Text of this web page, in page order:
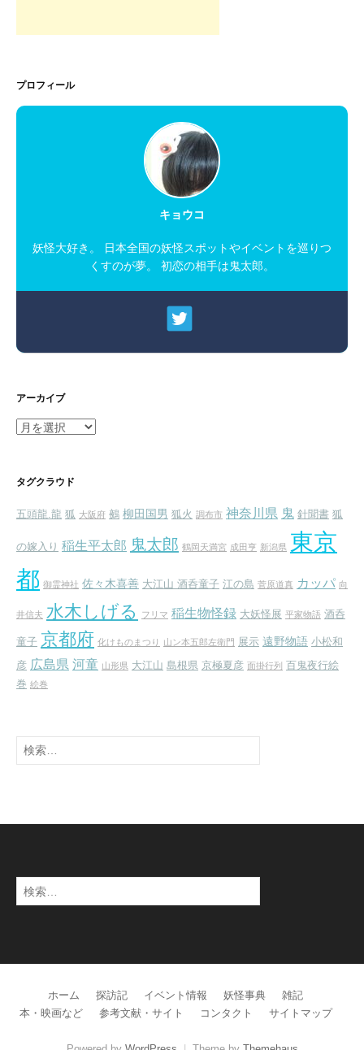
プロフィール
キョウコ
妖怪大好き。 日本全国の妖怪スポットやイベントを巡りつ
くすのが夢。 初恋の相手は鬼太郎。
アーカイブ
ア
イ
タグクラウド
五頭龍.龍 狐 大阪府 鵺 柳田国男 狐火 調布市 神奈川県 鬼 針聞書 狐
の嫁入り 稲生平太郎 鬼太郎 鶴岡天満宮 成田亨 新潟県 東京
都 御霊神社 佐々木喜善 大江山 酒呑童子 江の島 菅原道真 カッパ 向
井信夫 水木しげる フリマ 稲生物怪録 大妖怪展 平家物語 酒呑
童子 京都府 化けものまつり 山ン本五郎左衛門 展示 遠野物語 小松和
彦 広島県 河童 山形県 大江山 島根県 京極夏彦 面掛行列
百鬼夜行絵
巻 絵巻
検
索:
検
索:
ホーム 探訪記 イベント情報 妖怪事典
雑記
本・映画など
参考文献・サイト コンタクト サイトマップ